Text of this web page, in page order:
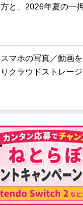
方と、2026年夏の一
スマホの写真／動画
りクラウドストレージ